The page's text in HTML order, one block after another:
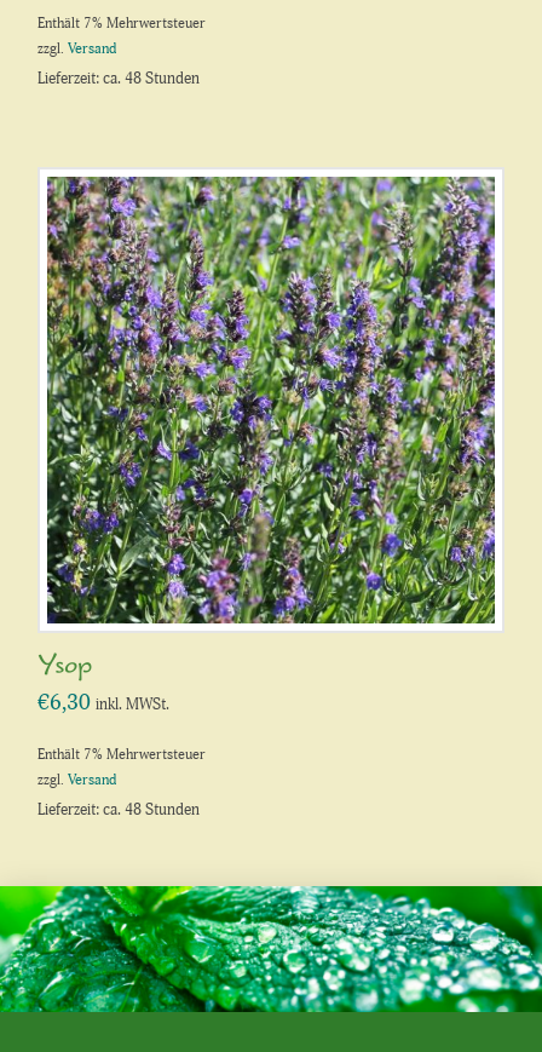
Enthält 7% Mehrwertsteuer
zzgl.Versand
Lieferzeit: ca. 48 Stunden
Ysop
€6,30 inkl. MWSt.
Enthält 7% Mehrwertsteuer
zzgl.Versand
Lieferzeit: ca. 48 Stunden